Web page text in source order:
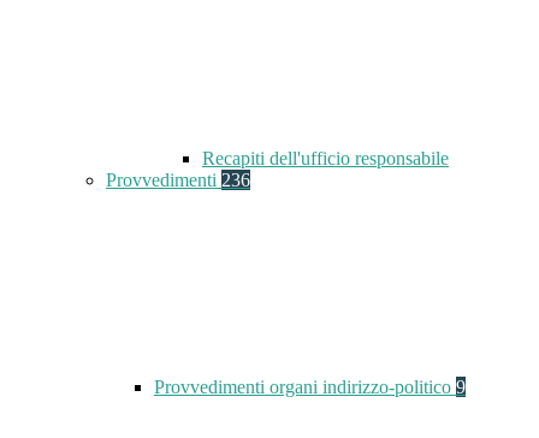
Recapiti dell'ufficio responsabile
Provvedimenti 236
Provvedimenti organi indirizzo-politico 9